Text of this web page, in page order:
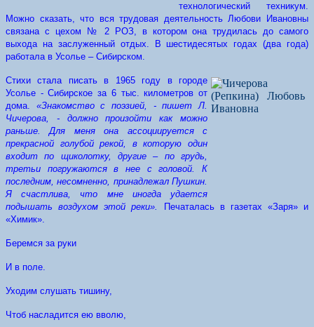
технологический техникум.
Можно сказать, что вся трудовая деятельность Любови Ивановны
связана с цехом № 2 РОЗ, в котором она трудилась до самого
выхода на заслуженный отдых. В шестидесятых годах (два года)
работала в Усолье – Сибирском.
Стихи стала писать в 1965 году в городе
Усолье - Сибирское за 6 тыс. километров от
дома. «Знакомство с поэзией, - пишет Л.
Чичерова, - должно произойти как можно
раньше. Для меня она ассоциируется с
прекрасной голубой рекой, в которую один
входит по щиколотку, другие – по грудь,
третьи погружаются в нее с головой. К
последним, несомненно, принадлежал Пушкин.
Я счастлива, что мне иногда удается
подышать воздухом этой реки».
Печаталась в газетах «Заря» и
«Химик».
Беремся за руки
И в поле.
Уходим слушать тишину,
Чтоб насладится ею вволю,